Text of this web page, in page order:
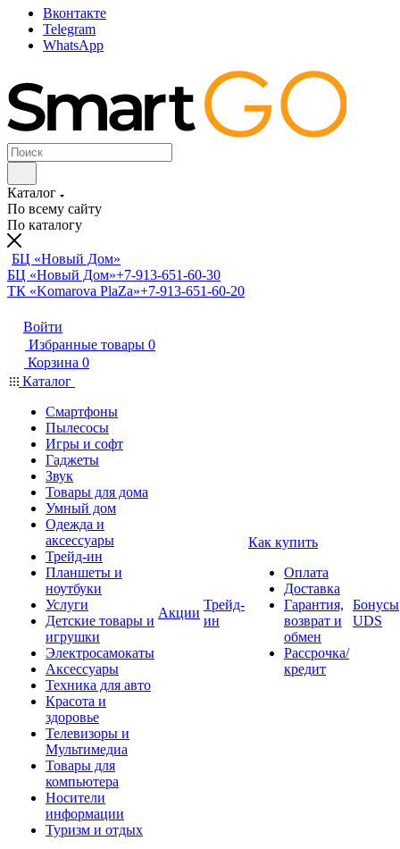
Вконтакте
Telegram
WhatsApp
Каталог
По всему сайту
По каталогу
БЦ «Новый Дом»
БЦ «Новый Дом»+7-913-651-60-30
ТК «Komarova PlaZa»+7-913-651-60-20
Войти
Избранные товары 0
Корзина 0
Каталог
Смартфоны
Пылесосы
Игры и софт
Гаджеты
Звук
Товары для дома
Умный дом
Одежда и
аксессуары
Трейд-ин
Планшеты и
ноутбуки
Услуги
Детские товары и
игрушки
Электросамокаты
Аксессуары
Техника для авто
Красота и
здоровье
Телевизоры и
Мультимедиа
Товары для
компьютера
Носители
информации
Туризм и отдых
Акции
Трейд-
ин
Как купить
Оплата
Доставка
Гарантия,
возврат и
обмен
Рассрочка/
кредит
Бонусы
UDS